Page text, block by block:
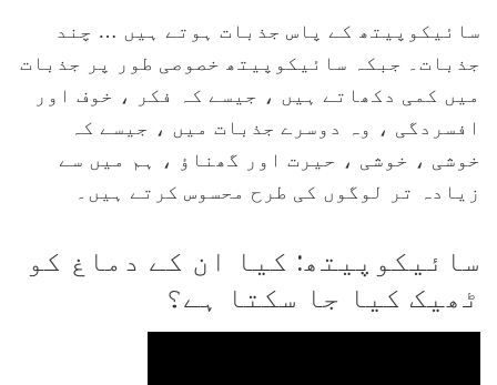
سائیکوپیتھ کے پاس جذبات ہوتے ہیں … چند
جذبات۔ جبکہ سائیکوپیتھ خصوصی طور پر جذبات
میں کمی دکھاتے ہیں ، جیسے کہ فکر ، خوف اور
افسردگی ، وہ دوسرے جذبات میں ، جیسے کہ
خوشی ، خوشی ، حیرت اور گھناؤ ، ہم میں سے
زیادہ تر لوگوں کی طرح محسوس کرتے ہیں۔
سائیکوپیتھ: کیا ان کے دماغ کو
ٹھیک کیا جا سکتا ہے؟